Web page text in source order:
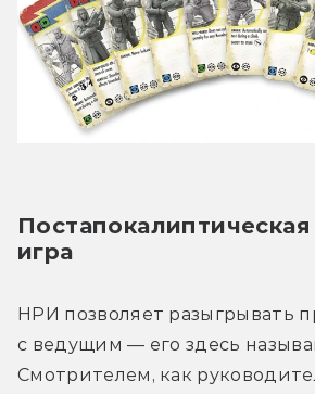
игра
НРИ позволяет разыгрывать
с ведущим — его здесь
Смотрителем, как